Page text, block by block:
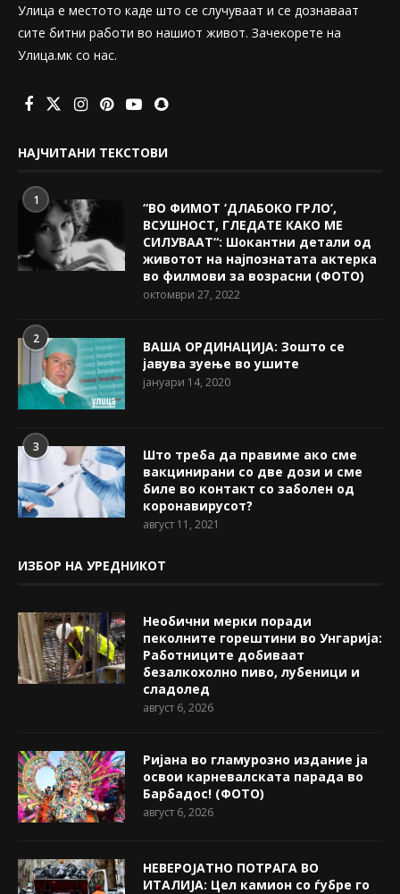
Улица е местото каде што се случуваат и се дознаваат
сите битни работи во нашиот живот. Зачекорете на
Улица.мк со нас.
НАЈЧИТАНИ ТЕКСТОВИ
1
“ВО ФИМОТ ‘ДЛАБОКО ГРЛО’,
ВСУШНОСТ, ГЛЕДАТЕ КАКО МЕ
СИЛУВААТ“: Шокантни детали од
животот на најпознатата актерка
во филмови за возрасни (ФОТО)
октомври 27, 2022
2
ВАША ОРДИНАЦИЈА: Зошто се
јавува зуење во ушите
јануари 14, 2020
3
Што треба да правиме ако сме
вакцинирани со две дози и сме
биле во контакт со заболен од
коронавирусот?
август 11, 2021
ИЗБОР НА УРЕДНИКОТ
Необични мерки поради
пеколните горештини во Унгарија:
Работниците добиваат
безалкохолно пиво, лубеници и
сладолед
август 6, 2026
Ријана во гламурозно издание ја
освои карневалската парада во
Барбадос! (ФОТО)
август 6, 2026
НЕВЕРОЈАТНО ПОТРАГА ВО
ИТАЛИЈА: Цел камион со ѓубре го